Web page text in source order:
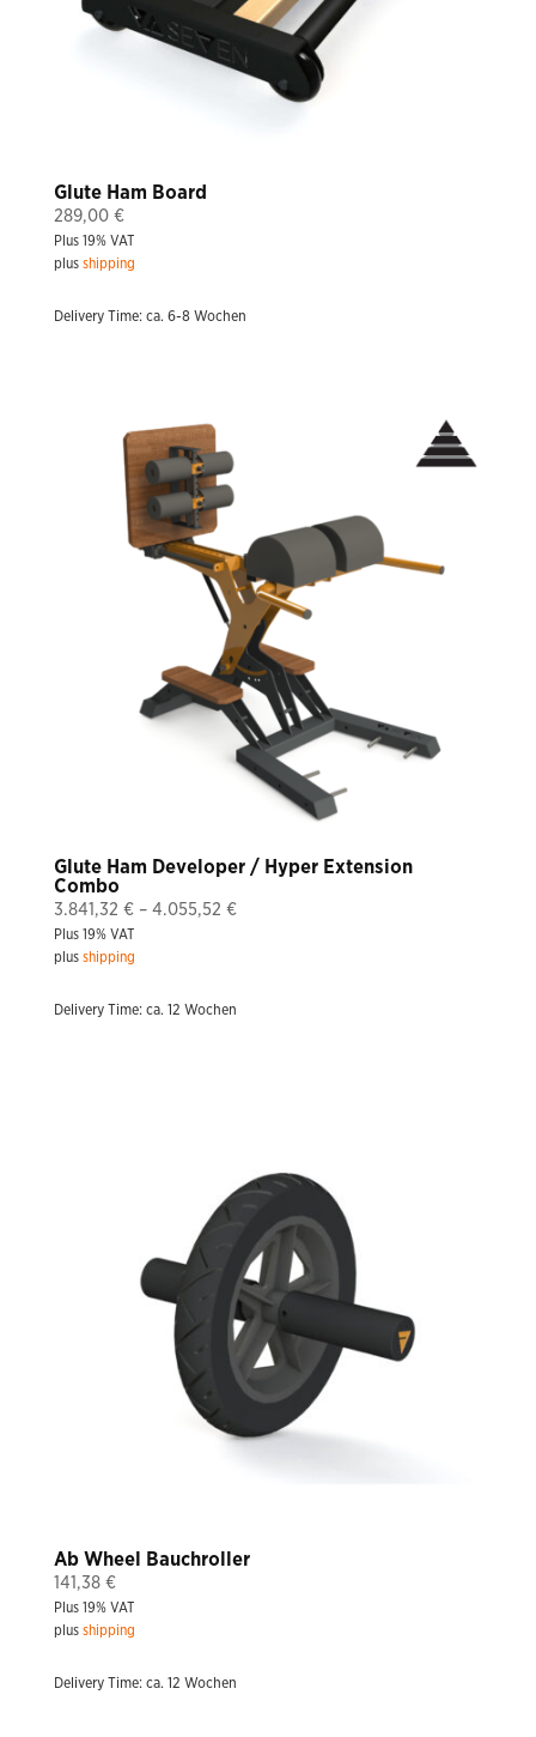
Glute Ham Board
289,00 €
Plus 19% VAT
plus shipping
Delivery Time: ca. 6-8 Wochen
Glute Ham Developer / Hyper Extension
Combo
3.841,32 € – 4.055,52 €Price
4.055,52 €
Plus 19% VAT
plus shipping
Delivery Time: ca. 12 Wochen
Ab Wheel Bauchroller
141,38 €
Plus 19% VAT
plus shipping
Delivery Time: ca. 12 Wochen